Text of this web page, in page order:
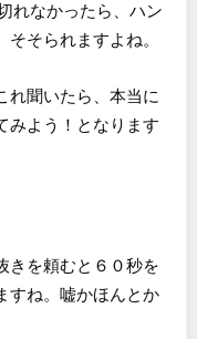
れなかったら、ハン
そられますよね。
れ聞いたら、本当に
みよう！となります
きを頼むと６０秒を
すね。嘘かほんとか